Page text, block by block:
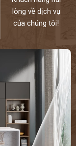
lòng về dịch vụ
của chúng tôi!